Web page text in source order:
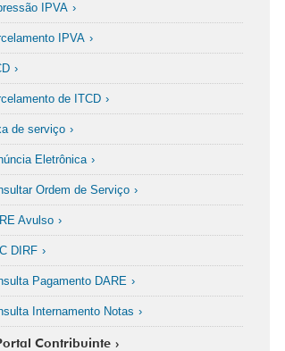
IPVA
IPVA
de ITCD
de serviço
Eletrônica
Ordem de Serviço
Avulso
DIRF
Pagamento DARE
Internamento Notas
Contribuinte